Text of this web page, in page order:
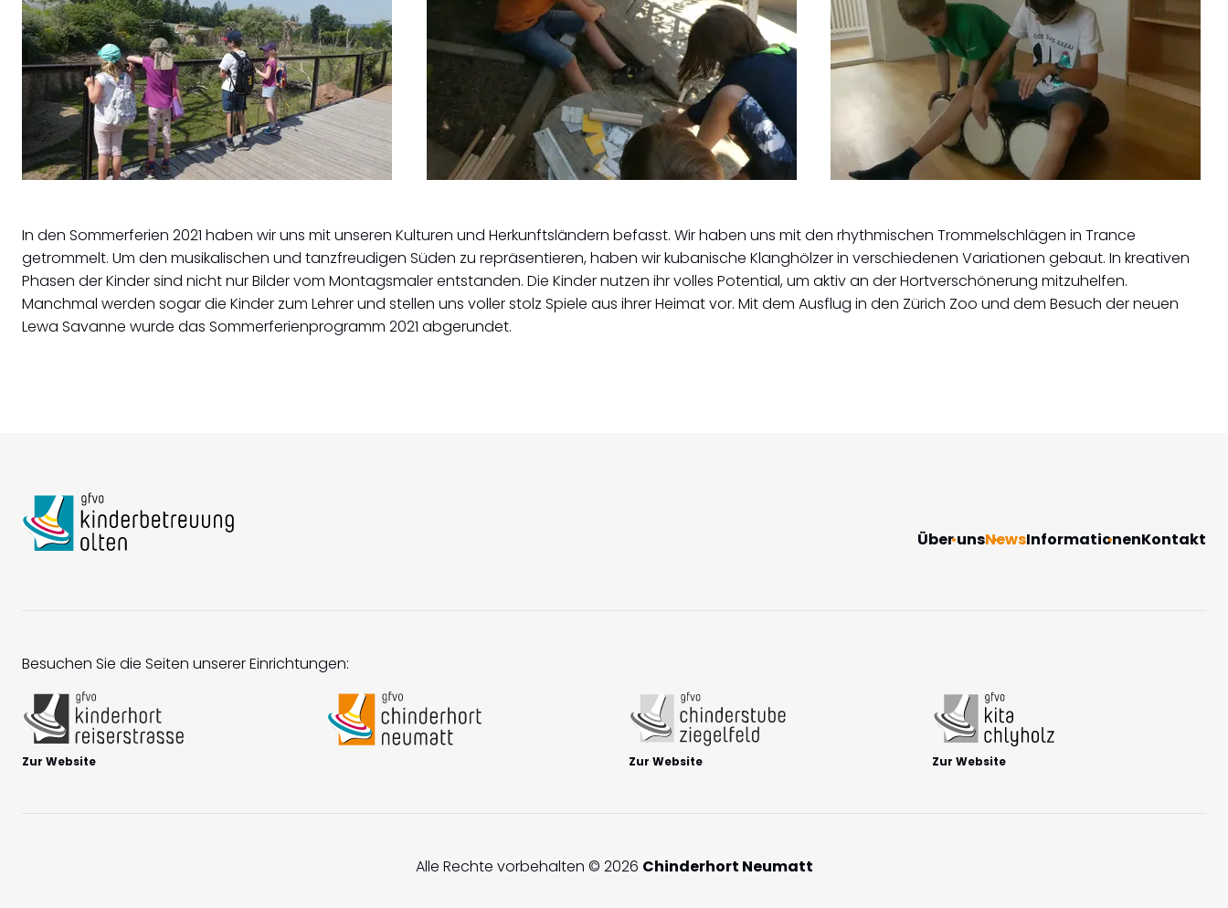
In den Sommerferien 2021 haben wir uns mit unseren Kulturen und Herkunftsländern befasst. Wir haben uns mit den rhythmischen Trommelschlägen in Trance
getrommelt. Um den musikalischen und tanzfreudigen Süden zu repräsentieren, haben wir kubanische Klanghölzer in verschiedenen Variationen gebaut. In kreativen
Phasen der Kinder sind nicht nur Bilder vom Montagsmaler entstanden. Die Kinder nutzen ihr volles Potential, um aktiv an der Hortverschönerung mitzuhelfen.
Manchmal werden sogar die Kinder zum Lehrer und stellen uns voller stolz Spiele aus ihrer Heimat vor. Mit dem Ausflug in den Zürich Zoo und dem Besuch der neuen
Lewa Savanne wurde das Sommerferienprogramm 2021 abgerundet.
Navigation
Über unsNewsInformationenKontakt
Besuchen Sie die Seiten unserer Einrichtungen:
Zur Website Zur Website Zur Website
Alle Rechte vorbehalten © 2026 Chinderhort Neumatt